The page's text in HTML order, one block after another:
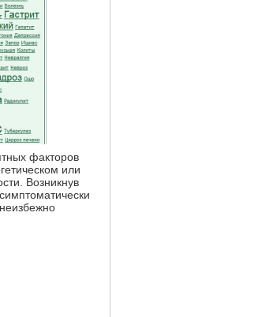
факторов
или
Возникнув